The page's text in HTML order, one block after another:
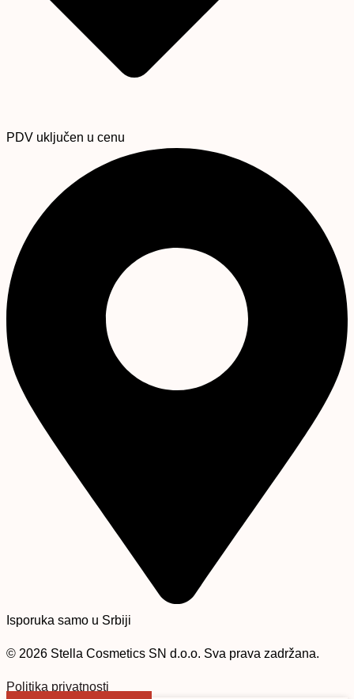
PDV uključen u cenu
Isporuka samo u Srbiji
© 2026 Stella Cosmetics SN d.o.o. Sva prava zadržana.
Politika privatnosti